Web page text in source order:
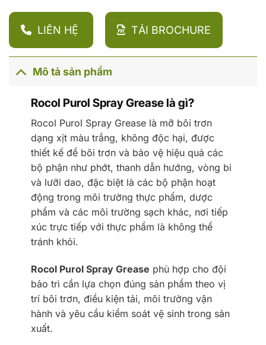
LIÊN HỆ TẢI BROCHURE
Mô tả sản phẩm
Rocol Purol Spray Grease là gì?
Rocol Purol Spray Grease là mỡ bôi trơn
dạng xịt màu trắng, không độc hại, được
thiết kế để bôi trơn và bảo vệ hiệu quả các
bộ phận như phớt, thanh dẫn hướng, vòng bi
và lưỡi dao, đặc biệt là các bộ phận hoạt
động trong môi trường thực phẩm, dược
phẩm và các môi trường sạch khác, nơi tiếp
xúc trực tiếp với thực phẩm là không thể
tránh khỏi.
Rocol Purol Spray Grease phù hợp cho đội
bảo trì cần lựa chọn đúng sản phẩm theo vị
trí bôi trơn, điều kiện tải, môi trường vận
hành và yêu cầu kiểm soát vệ sinh trong sản
xuất.